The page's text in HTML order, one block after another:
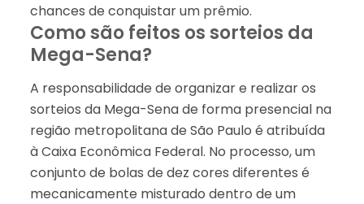
chances de conquistar um prêmio.
Como são feitos os sorteios da
Mega-Sena?
A responsabilidade de organizar e realizar os
sorteios da Mega-Sena de forma presencial na
região metropolitana de São Paulo é atribuída
à Caixa Econômica Federal. No processo, um
conjunto de bolas de dez cores diferentes é
mecanicamente misturado dentro de um